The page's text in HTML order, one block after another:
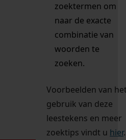
zoektermen om
naar de exacte
combinatie van
woorden te
zoeken.
Voorbeelden van
gebruik van deze
leestekens en meer
zoektips vindt u hier.